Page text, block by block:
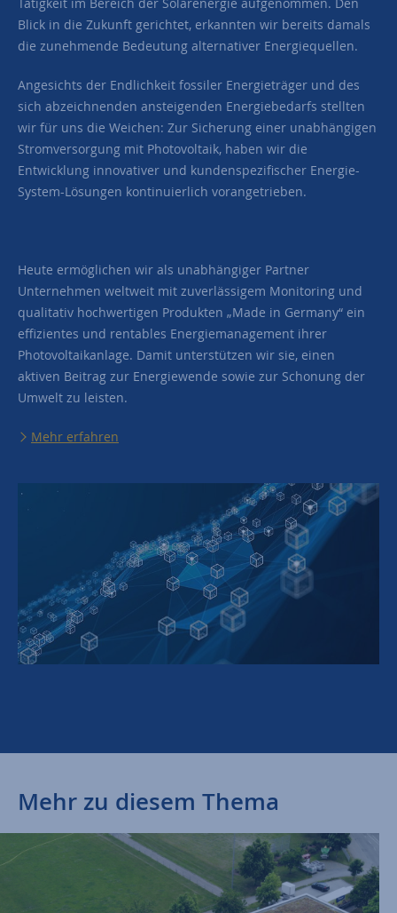
Blick in die Zukunft gerichtet, erkannten wir bereits damals
die zunehmende Bedeutung alternativer Energiequellen.
Angesichts der Endlichkeit fossiler Energieträger und des
sich abzeichnenden ansteigenden Energiebedarfs stellten
wir für uns die Weichen: Zur Sicherung einer unabhängigen
Stromversorgung mit Photovoltaik, haben wir die
Entwicklung innovativer und kundenspezifischer Energie-
System-Lösungen kontinuierlich vorangetrieben.
Heute ermöglichen wir als unabhängiger Partner
Unternehmen weltweit mit zuverlässigem Monitoring und
qualitativ hochwertigen Produkten „Made in Germany“ ein
effizientes und rentables Energiemanagement ihrer
Photovoltaikanlage. Damit unterstützen wir sie, einen
aktiven Beitrag zur Energiewende sowie zur Schonung der
Umwelt zu leisten.
Mehr erfahren
Mehr zu diesem Thema